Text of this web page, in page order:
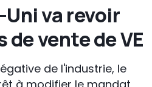
Uni va revoir
vente de VE
de l'industrie, le